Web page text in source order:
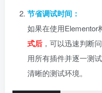
节省调试时间：
如果在使用Elementor
式后 ，可以迅速判断
用所有插件并逐一测
清晰的测试环境。